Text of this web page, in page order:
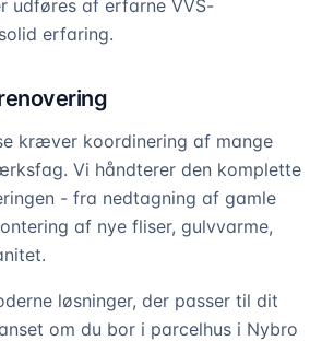
udføres af erfarne VVS-
erfaring.
kræver koordinering af mange
Vi håndterer den komplette
- fra nedtagning af gamle
af nye fliser, gulvvarme,
løsninger, der passer til dit
om du bor i parcelhus i Nybro